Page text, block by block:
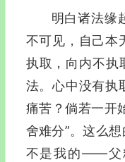
明白诸法缘
不可见，自己本
执取，向内不执
法。心中没有执
痛苦？倘若一开
舍难分”。这么
不是我的—―父